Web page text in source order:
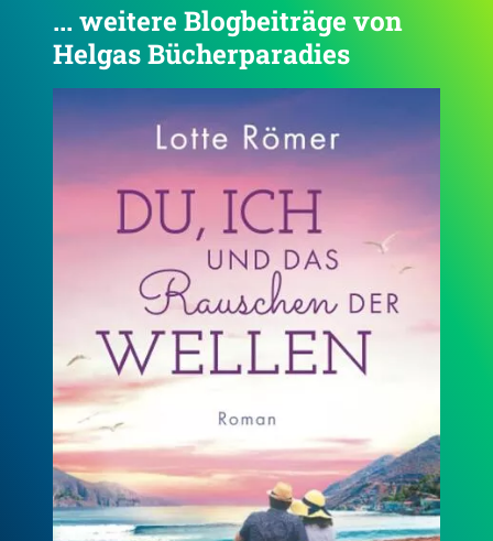
... weitere Blogbeiträge von
Helgas Bücherparadies